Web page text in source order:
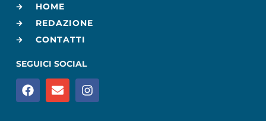
HOME
REDAZIONE
CONTATTI
SEGUICI SOCIAL